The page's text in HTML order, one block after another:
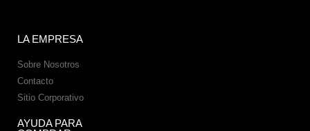
LA EMPRESA
Sobre Nosotros
Contacto
Sitio Corporativo
AYUDA PARA